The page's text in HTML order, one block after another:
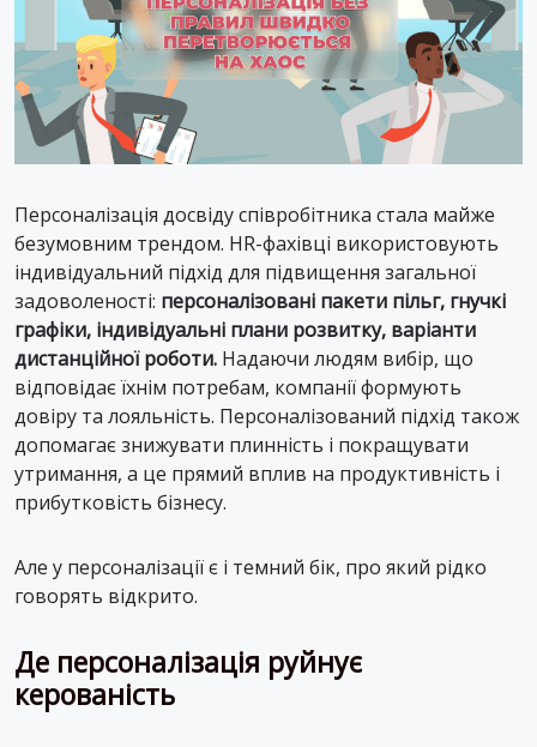
Персоналізація досвіду співробітника стала майже
безумовним трендом. HR-фахівці використовують
індивідуальний підхід для підвищення загальної
задоволеності: персоналізовані пакети пільг, гнучкі
графіки, індивідуальні плани розвитку, варіанти
дистанційної роботи. Надаючи людям вибір, що
відповідає їхнім потребам, компанії формують
довіру та лояльність. Персоналізований підхід також
допомагає знижувати плинність і покращувати
утримання, а це прямий вплив на продуктивність і
прибутковість бізнесу.
Але у персоналізації є і темний бік, про який рідко
говорять відкрито.
Де персоналізація руйнує
керованість